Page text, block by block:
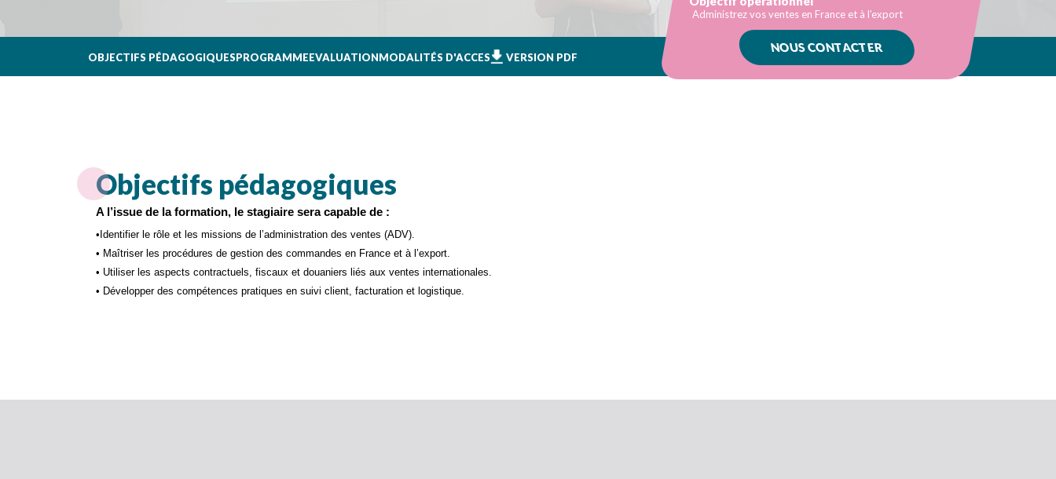
OBJECTIFS PÉDAGOGIQUESPROGRAMMEEVALUATIONMODALITÉS D'ACCES VERSION PDF
Objectifs pédagogiques
A l’issue de la formation, le stagiaire sera capable de :
•Identifier le rôle et les missions de l’administration des ventes (ADV).
• Maîtriser les procédures de gestion des commandes en France et à l’export.
• Utiliser les aspects contractuels, fiscaux et douaniers liés aux ventes internationales.
• Développer des compétences pratiques en suivi client, facturation et logistique.
Administrez vos ventes en France et à l’export
NOUS CONTACTER